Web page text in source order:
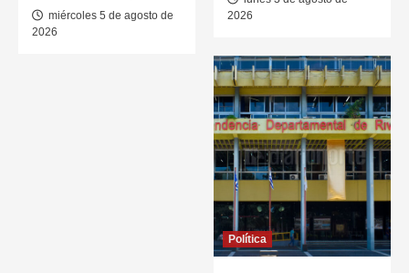
miércoles 5 de agosto de
2026
2026
Política